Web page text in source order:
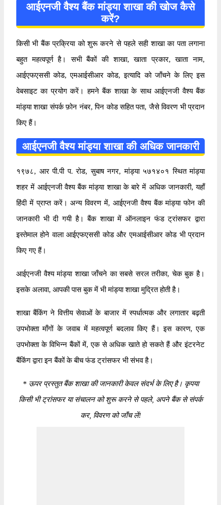
आईएनजी वैश्य बैंक मांड्या शाखा की खोज कैसे
करें?
किसी भी बैंक प्रक्रिया को शुरू करने से पहले सही शाखा का पता लगाना
बहुत महत्वपूर्ण है। सभी बैंकों की शाखा, खाता प्रकार, खाता नाम,
आईएफएससी कोड, एमआईसीआर कोड, इत्यादि को जाँचने के लिए इस
वेबसाइट का प्रयोग करें। हमने बैंक शाखा के साथ आईएनजी वैश्य बैंक
मांड्या शाखा संपर्क फ़ोन नंबर, पिन कोड सहित पता, जैसे विवरण भी प्रदान
किए हैं।
आईएनजी वैश्य मांड्या शाखा की अधिक जानकारी
१९७८, आर पी.पी प. रोड, सुबाष नगर, मांड्या ५७१४०१ स्थित मांड्या
शहर में आईएनजी वैश्य बैंक मांड्या शाखा के बारे में अधिक जानकारी, यहाँ
हिंदी में प्राप्त करें। अन्य विवरण में, आईएनजी वैश्य बैंक मांड्या फोन की
जानकारी भी दी गयी है। बैंक शाखा में ऑनलाइन फंड ट्रांसफर द्वारा
इस्तेमाल होने वाला आईएफएससी कोड और एमआईसीआर कोड भी प्रदान
किए गए हैं।
आईएनजी वैश्य मांड्या शाखा जाँचने का सबसे सरल तरीका, चेक बुक है।
इसके अलावा, आपकी पास बुक में भी मांड्या शाखा मुद्रित होती है।
शाखा बैंकिंग ने वित्तीय सेवाओं के बाजार में स्पर्धात्मक और लगातार बढ़ती
उपभोक्ता माँगों के जवाब में महत्वपूर्ण बदलाव किए हैं। इस कारण, एक
उपभोक्ता के विभिन्न बैंकों में, एक से अधिक खाते हो सकते हैं और इंटरनेट
बैंकिंग द्वारा इन बैंकों के बीच फंड ट्रांसफर भी संभव है।
*ऊपर प्रस्तुत बैंक शाखा की जानकारी केवल संदर्भ के लिए है। कृपया
किसी भी ट्रांसफर या संचालन को शुरू करने से पहले, अपने बैंक से संपर्क
कर, विवरण को जाँच लें!